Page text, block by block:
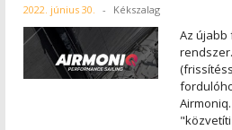
2022. június 30. - Kékszalag
Az